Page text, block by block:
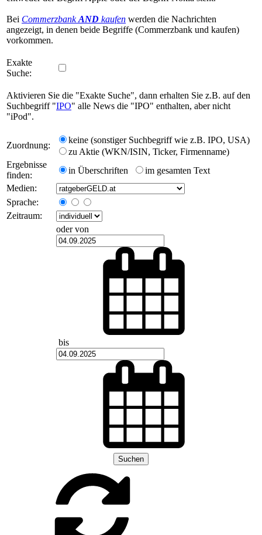
Bei CommerzbankAND kaufen werden die Nachrichten
angezeigt, in denen beide Begriffe (Commerzbank und kaufen)
vorkommen.
Exakte
Suche:
Aktivieren Sie die "Exakte Suche", dann erhalten Sie z.B. auf den
Suchbegriff "IPO" alle News die "IPO" enthalten, aber nicht
"iPod".
Zuordnung:
keine (sonstiger Suchbegriff wie z.B. IPO, USA)
zu Aktie (WKN/ISIN, Ticker, Firmenname)
Ergebnisse
finden:
in Überschriften
im gesamten Text
Medien:
Sprache:
Zeitraum:
oder von
bis
Suchen